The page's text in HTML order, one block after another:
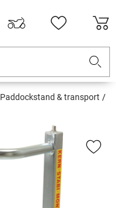
Paddockstand & transport